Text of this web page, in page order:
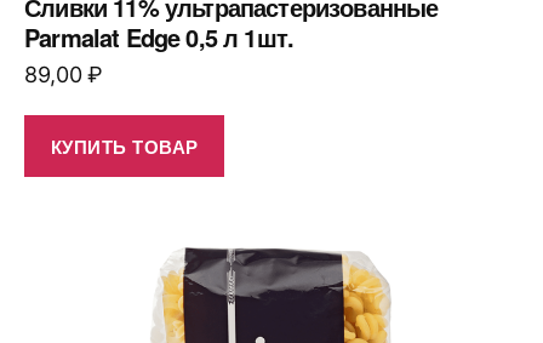
Parmalat Edge 0,5 л 1шт.
89,00₽
КУПИТЬ ТОВАР